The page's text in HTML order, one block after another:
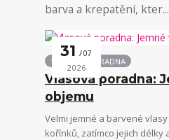
barva a krepatění, kter...
31 07
2026
VLASOVÁ PORADNA
Vlasová poradna:
objemu
Velmi jemné a barvené
kořínků, zatímco jejich délky